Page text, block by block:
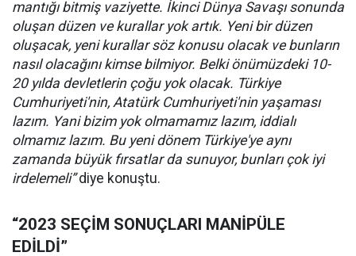
mantığı bitmiş vaziyette. İkinci Dünya Savaşı sonunda
oluşan düzen ve kurallar yok artık. Yeni bir düzen
oluşacak, yeni kurallar söz konusu olacak ve bunların
nasıl olacağını kimse bilmiyor. Belki önümüzdeki 10-
20 yılda devletlerin çoğu yok olacak. Türkiye
Cumhuriyeti'nin, Atatürk Cumhuriyeti'nin yaşaması
lazım. Yani bizim yok olmamamız lazım, iddialı
olmamız lazım. Bu yeni dönem Türkiye'ye aynı
zamanda büyük fırsatlar da sunuyor, bunları çok iyi
irdelemeli”diye konuştu.
“2023 SEÇİM SONUÇLARI MANİPÜLE
EDİLDİ”